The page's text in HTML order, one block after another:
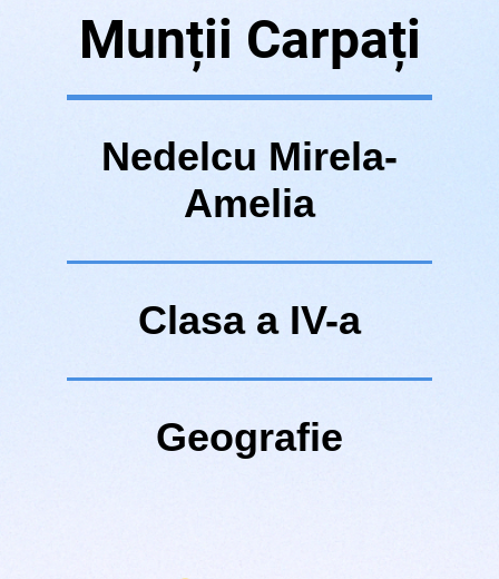
Munții Carpați
Nedelcu Mirela-
Amelia
Clasa a IV-a
Geografie